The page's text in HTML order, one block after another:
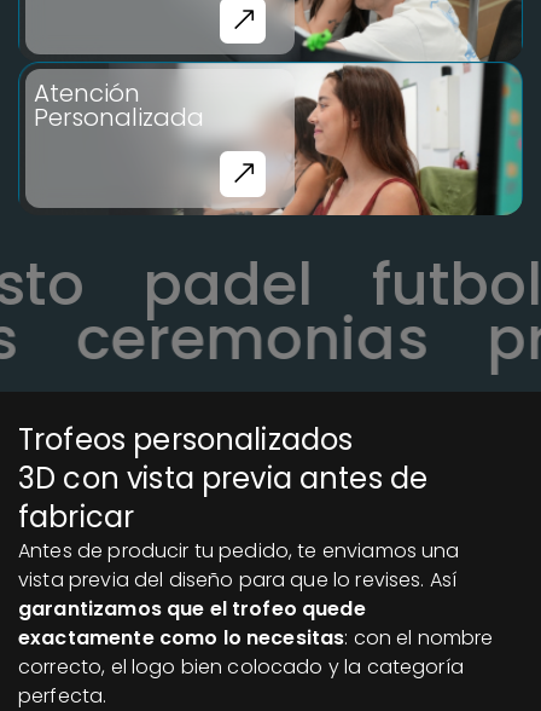
Atención
Personalizada
padel
ceremonias
Trofeos personalizados
3D con vista previa antes de
fabricar
Antes de producir tu pedido, te enviamos una
vista previa del diseño para que lo revises. Así
garantizamos que el trofeo quede
exactamente como lo necesitas: con el nombre
correcto, el logo bien colocado y la categoría
perfecta.